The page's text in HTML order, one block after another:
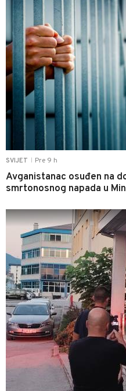
SVIJET Pre 9 h
Avganistanac osuđen na
smrtonosnog napada u